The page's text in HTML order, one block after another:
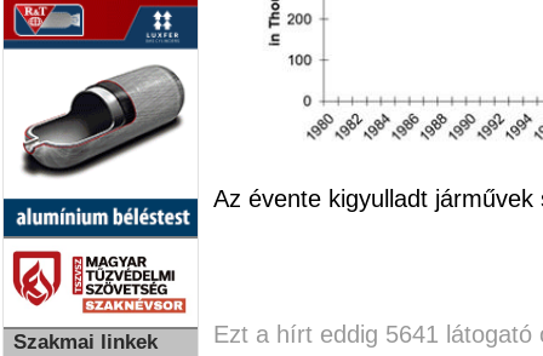
Szakmai linkek
Az évente kigyulladt
Ezt a hírt eddig 5641 látogató